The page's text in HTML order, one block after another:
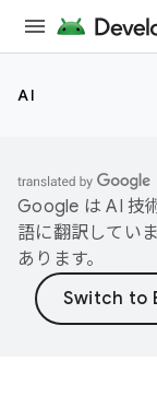
AI
Google は AI 技
語に翻訳してい
あります。